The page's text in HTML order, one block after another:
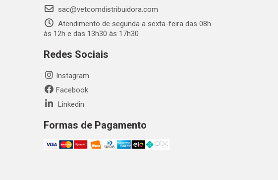
sac@vetcomdistribuidora.com
Atendimento de segunda a sexta-feira das 08h
às 12h e das 13h30 às 17h30
Redes Sociais
Instagram
Facebook
Linkedin
Formas de Pagamento